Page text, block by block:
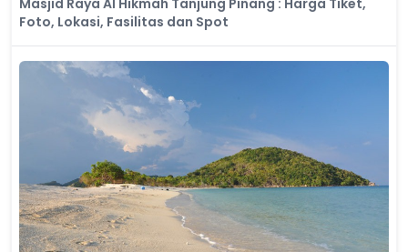
Foto, Lokasi, Fasilitas dan Spot